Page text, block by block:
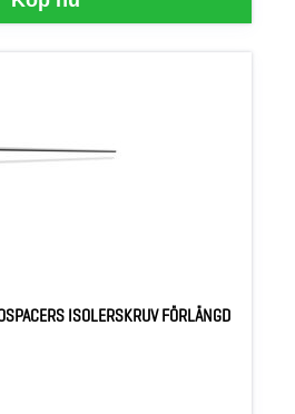
ISOLERSKRUV FÖRLÄNGD